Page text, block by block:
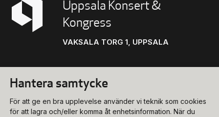
Hantera samtycke
För att ge en bra upplevelse använder vi teknik som cookies
för att lagra och/eller komma åt enhetsinformation. När du
Uppsala Konsert &
Kongress
VAKSALA TORG 1, UPPSALA
Konsert
biljettkassa@ukk.se